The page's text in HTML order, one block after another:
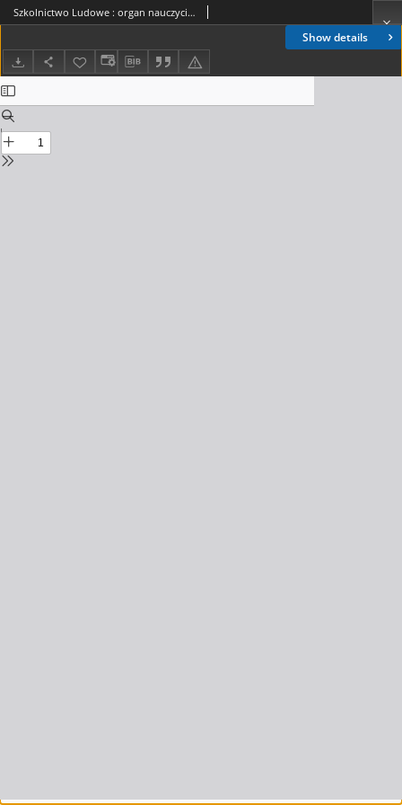
Show details
Szkolnictwo Ludowe : organ nauczycieli ludowych. 1893, R.3, nr 03